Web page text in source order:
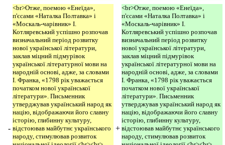
-
<br>Отже, поемою «Енеїда»,
п'єсами «Наталка Полтавка» і
«Москаль-чарівник» І.
Котляревський успішно розпочав
визначальний період розвитку
нової української літератури,
заклав міцний підмурівок
української літературної мови на
народній основі, адже, за словами
І. Франка, «1798 рік уважається
початком нової української
літератури». Письменник
утверджував український народ як
націю, відображаючи його славну
історію, глибинну культуру,
відстоював майбутнє українського
народу, стимулював розвиток
+
<br>Отже, поемою «Енеїда»,
п'єсами «Наталка Полтавка» і
«Москаль-чарівник» І.
Котляревський успішно розпочав
визначальний період розвитку
нової української літератури,
заклав міцний підмурівок
української літературної мови на
народній основі, адже, за словами
І. Франка, «1798 рік уважається
початком нової української
літератури». Письменник
утверджував український народ як
націю, відображаючи його славну
історію, глибинну культуру,
відстоював майбутнє українського
народу, стимулював розвиток